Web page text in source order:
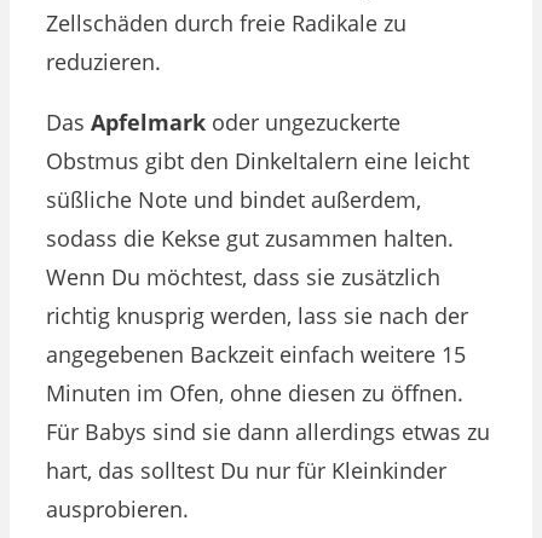
Zellschäden durch freie Radikale zu
reduzieren.
Das Apfelmark oder ungezuckerte
Obstmus gibt den Dinkeltalern eine leicht
süßliche Note und bindet außerdem,
sodass die Kekse gut zusammen halten.
Wenn Du möchtest, dass sie zusätzlich
richtig knusprig werden, lass sie nach der
angegebenen Backzeit einfach weitere 15
Minuten im Ofen, ohne diesen zu öffnen.
Für Babys sind sie dann allerdings etwas zu
hart, das solltest Du nur für Kleinkinder
ausprobieren.